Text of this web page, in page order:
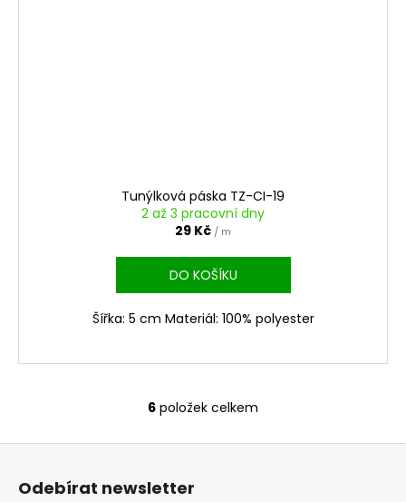
Tunýlková páska TZ-CI-19
2 až 3 pracovní dny
29 Kč / m
DO KOŠÍKU
Šířka: 5 cm Materiál: 100% polyester
O
v
6 položek celkem
Z
Odebírat newsletter